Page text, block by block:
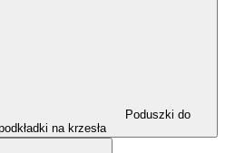
Poduszki do
na krzesła